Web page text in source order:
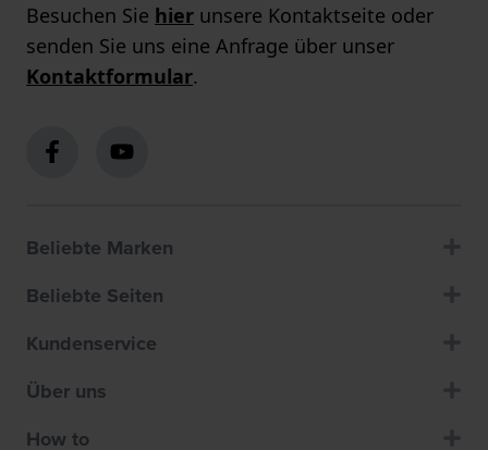
Besuchen Sie hier unsere Kontaktseite oder
senden Sie uns eine Anfrage über unser
Kontaktformular.
Beliebte Marken
Beliebte Seiten
Kundenservice
Über uns
How to